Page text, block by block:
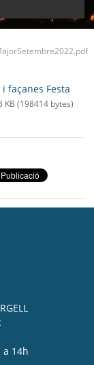
façanes Festa
KB (198414 bytes)
14h